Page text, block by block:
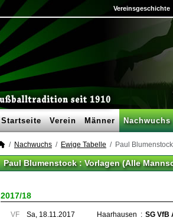
Vereinsgeschichte
Startseite Verein Männer Nachwuchs
Nachwuchs Ewige Tabelle Paul Blumenstock
Paul Blumenstock : Vorlagen (Alle
2017/18
VF Sa, 18.11.2017 Haarhausen : SG VfB